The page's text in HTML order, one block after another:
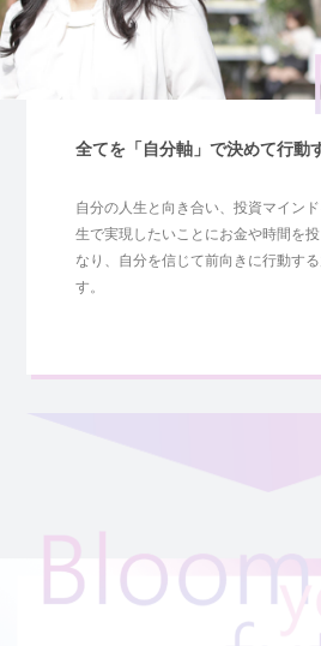
全てを「自分軸」で決めて行動
自分の人生と向き合い、投資マイン
生で実現したいことにお金や時間を
なり、自分を信じて前向きに行動す
す。